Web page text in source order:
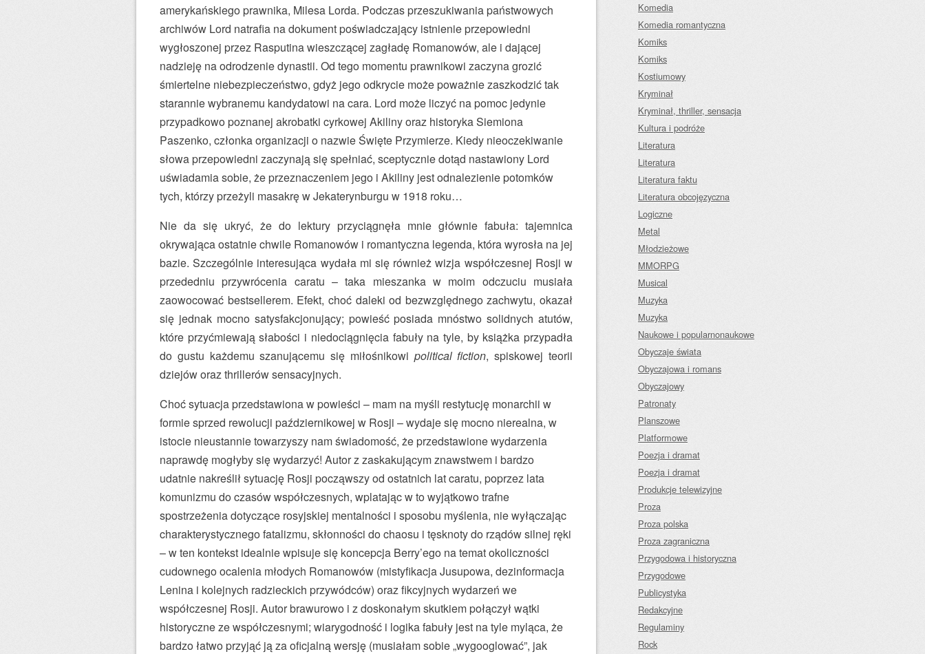
amerykańskiego prawnika, Milesa Lorda. Podczas przeszukiwania państwowych
archiwów Lord natrafia na dokument poświadczający istnienie przepowiedni
wygłoszonej przez Rasputina wieszczącej zagładę Romanowów, ale i dającej
nadzieję na odrodzenie dynastii. Od tego momentu prawnikowi zaczyna grozić
śmiertelne niebezpieczeństwo, gdyż jego odkrycie może poważnie zaszkodzić tak
starannie wybranemu kandydatowi na cara. Lord może liczyć na pomoc jedynie
przypadkowo poznanej akrobatki cyrkowej Akiliny oraz historyka Siemiona
Paszenko, członka organizacji o nazwie Święte Przymierze. Kiedy nieoczekiwanie
słowa przepowiedni zaczynają się spełniać, sceptycznie dotąd nastawiony Lord
uświadamia sobie, że przeznaczeniem jego i Akiliny jest odnalezienie potomków
tych, którzy przeżyli masakrę w Jekaterynburgu w 1918 roku…
Nie da się ukryć, że do lektury przyciągnęła mnie głównie fabuła: tajemnica
okrywająca ostatnie chwile Romanowów i romantyczna legenda, która wyrosła na jej
bazie. Szczególnie interesująca wydała mi się również wizja współczesnej Rosji w
przededniu przywrócenia caratu – taka mieszanka w moim odczuciu musiała
zaowocować bestsellerem. Efekt, choć daleki od bezwzględnego zachwytu, okazał
się jednak mocno satysfakcjonujący; powieść posiada mnóstwo solidnych atutów,
które przyćmiewają słabości i niedociągnięcia fabuły na tyle, by książka przypadła
do gustu każdemu szanującemu się miłośnikowi political fiction, spiskowej teorii
dziejów oraz thrillerów sensacyjnych.
Choć sytuacja przedstawiona w powieści – mam na myśli restytucję monarchii w
formie sprzed rewolucji październikowej w Rosji – wydaje się mocno nierealna, w
istocie nieustannie towarzyszy nam świadomość, że przedstawione wydarzenia
naprawdę mogłyby się wydarzyć! Autor z zaskakującym znawstwem i bardzo
udatnie nakreślił sytuację Rosji począwszy od ostatnich lat caratu, poprzez lata
komunizmu do czasów współczesnych, wplatając w to wyjątkowo trafne
spostrzeżenia dotyczące rosyjskiej mentalności i sposobu myślenia, nie wyłączając
charakterystycznego fatalizmu, skłonności do chaosu i tęsknoty do rządów silnej ręki
– w ten kontekst idealnie wpisuje się koncepcja Berry’ego na temat okoliczności
cudownego ocalenia młodych Romanowów (mistyfikacja Jusupowa, dezinformacja
Lenina i kolejnych radzieckich przywódców) oraz fikcyjnych wydarzeń we
współczesnej Rosji. Autor brawurowo i z doskonałym skutkiem połączył wątki
historyczne ze współczesnymi; wiarygodność i logika fabuły jest na tyle myląca, że
bardzo łatwo przyjąć ją za oficjalną wersję (musiałam sobie „wygooglować”, jak
Komedia
Komedia romantyczna
Komiks
Komiks
Kostiumowy
Kryminał
Kryminał, thriller, sensacja
Kultura i podróże
Literatura
Literatura
Literatura faktu
Literatura obcojęzyczna
Logiczne
Metal
Młodzieżowe
MMORPG
Musical
Muzyka
Muzyka
Naukowe i popularnonaukowe
Obyczaje świata
Obyczajowa i romans
Obyczajowy
Patronaty
Planszowe
Platformowe
Poezja i dramat
Poezja i dramat
Produkcje telewizyjne
Proza
Proza polska
Proza zagraniczna
Przygodowa i historyczna
Przygodowe
Publicystyka
Redakcyjne
Regulaminy
Rock